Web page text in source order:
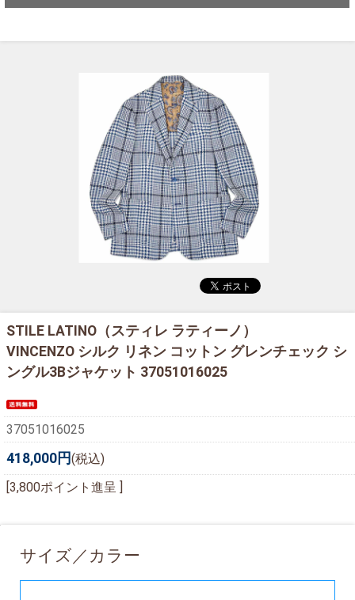
STILE LATINO（スティレ ラティーノ）
VINCENZO シルク リネン コットン グレンチェック シ
ングル3Bジャケット 37051016025
37051016025
418,000円(税込)
[3,800ポイント進呈 ]
サイズ／カラー